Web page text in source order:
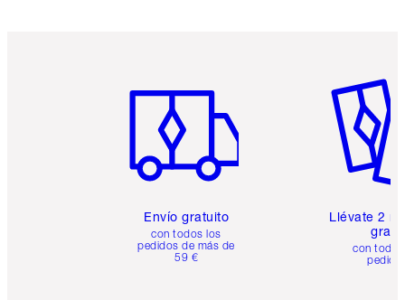
Envío gratuito
con todos los
pedidos de más de
59 €
Llévate 2
gratis
con